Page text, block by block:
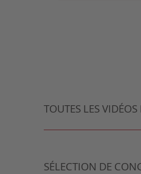
TOUTES LES VIDÉOS
SÉLECTION DE